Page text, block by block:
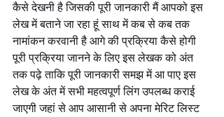
कैसे देखनी है जिसकी पूरी जानकारी मैं आपको इस
लेख में बताने जा रहा हूं साथ में कब से कब तक
नामांकन करवानी है आगे की प्रक्रिया कैसे होगी
पूरी प्रक्रिया जानने के लिए इस लेखक को अंत
तक पढ़े ताकि पूरी जानकारी समझ में आ पाए इस
लेख के अंत में सभी महत्वपूर्ण लिंग उपलब्ध कराई
जाएगी जहां से आप आसानी से अपना मेरिट लिस्ट